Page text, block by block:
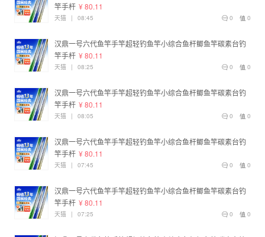
竿手杆 ¥ 80.11
0
0
天猫 | 08:45
汉鼎一号六代鱼竿手竿超轻钓鱼竿小综合鱼杆鲫鱼竿碳素台钓
竿手杆 ¥ 80.11
0
0
天猫 | 08:25
汉鼎一号六代鱼竿手竿超轻钓鱼竿小综合鱼杆鲫鱼竿碳素台钓
竿手杆 ¥ 80.11
0
0
天猫 | 08:05
汉鼎一号六代鱼竿手竿超轻钓鱼竿小综合鱼杆鲫鱼竿碳素台钓
竿手杆 ¥ 80.11
0
0
天猫 | 07:45
汉鼎一号六代鱼竿手竿超轻钓鱼竿小综合鱼杆鲫鱼竿碳素台钓
竿手杆 ¥ 80.11
0
0
天猫 | 07:25